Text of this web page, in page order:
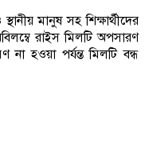
মানুষ সহ শিক্ষার্থীদের
রাইস মিলটি অপসারণ
হওয়া পর্যন্ত মিলটি বন্ধ